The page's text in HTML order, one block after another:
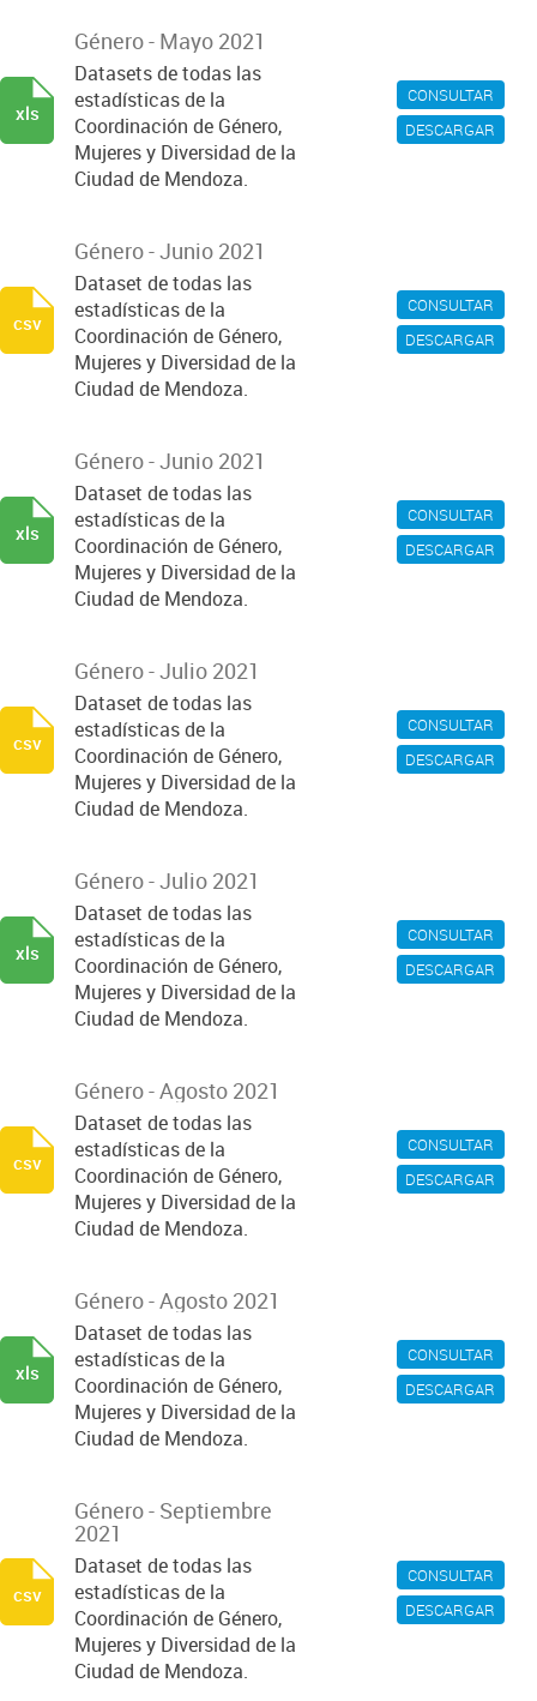
CONSULTAR
DESCARGAR
Género - Mayo 2021
Datasets de todas las
estadísticas de la
Coordinación de Género,
Mujeres y Diversidad de la
Ciudad de Mendoza.
xls
CONSULTAR
DESCARGAR
Género - Junio 2021
Dataset de todas las
estadísticas de la
Coordinación de Género,
Mujeres y Diversidad de la
Ciudad de Mendoza.
csv
CONSULTAR
DESCARGAR
Género - Junio 2021
Dataset de todas las
estadísticas de la
Coordinación de Género,
Mujeres y Diversidad de la
Ciudad de Mendoza.
xls
CONSULTAR
DESCARGAR
Género - Julio 2021
Dataset de todas las
estadísticas de la
Coordinación de Género,
Mujeres y Diversidad de la
Ciudad de Mendoza.
csv
CONSULTAR
DESCARGAR
Género - Julio 2021
Dataset de todas las
estadísticas de la
Coordinación de Género,
Mujeres y Diversidad de la
Ciudad de Mendoza.
xls
CONSULTAR
DESCARGAR
Género - Agosto 2021
Dataset de todas las
estadísticas de la
Coordinación de Género,
Mujeres y Diversidad de la
Ciudad de Mendoza.
csv
CONSULTAR
DESCARGAR
Género - Agosto 2021
Dataset de todas las
estadísticas de la
Coordinación de Género,
Mujeres y Diversidad de la
Ciudad de Mendoza.
xls
CONSULTAR
DESCARGAR
Género - Septiembre
2021
Dataset de todas las
estadísticas de la
Coordinación de Género,
Mujeres y Diversidad de la
Ciudad de Mendoza.
csv